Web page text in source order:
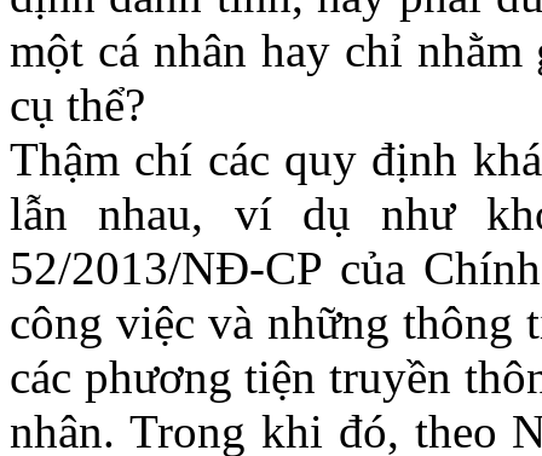
một cá nhân hay chỉ
cụ thể?
Thậm chí các quy định
lẫn nhau, ví dụ như
52/2013/NĐ-CP của
công việc và những thông
các phương tiện truyền
nhân. Trong khi đó, theo